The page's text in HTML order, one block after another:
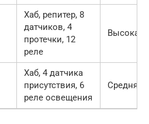
Хаб, репитер, 8
датчиков, 4
протечки, 12
реле
Высокая
Хаб, 4 датчика
присутствия, 6
реле освещения
Средняя